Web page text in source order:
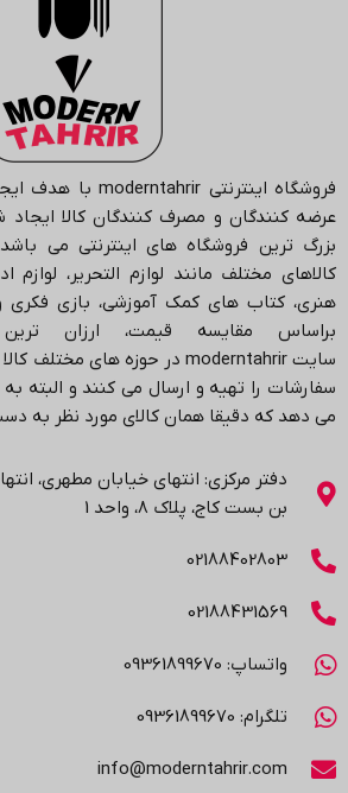
فروشگاه اینترنتی moderntahrir با هدف
عرضه کنندگان و مصرف کنندگان کالا
بزرگ ترین فروشگاه های اینترنتی می
کالاهای مختلف مانند لوازم التحریر، لوازم
هنری، کتاب های کمک آموزشی، بازی فکری
براساس مقایسه قیمت، ارزان
سایتmoderntahrir در حوزه های مختلف کالا
سفارشات را تهیه و ارسال می کنند و البته
می دهد که دقیقا همان کالای مورد نظر به
دفتر مرکزی: انتهاي خیابان مطهری،
بن بست کاج، پلاک ۸، واحد 1
02188402803
02188431569
واتساپ: 09361899670
تلگرام: 09361899670
info@moderntahrir.com